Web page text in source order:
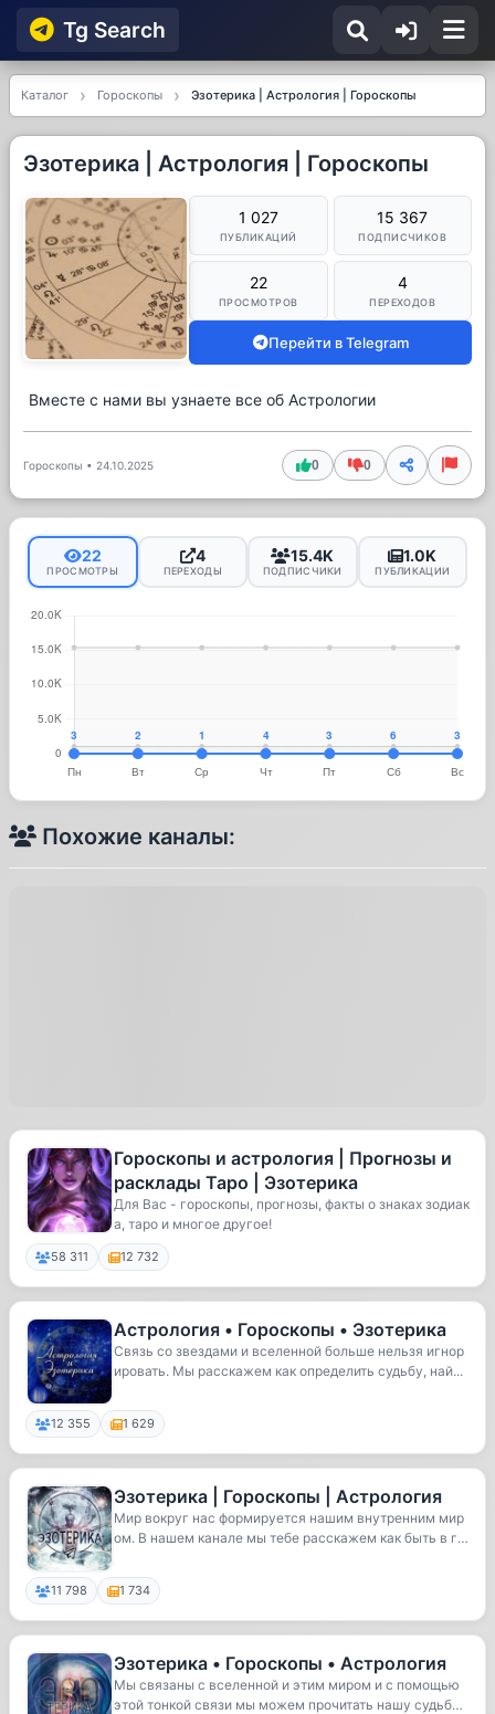
Tg Searсh
Каталог Гороскопы Эзотерика | Астрология | Гороскопы
Эзотерика | Астрология | Гороскопы
1 027
ПУБЛИКАЦИЙ
15 367
ПОДПИСЧИКОВ
22
ПРОСМОТРОВ
4
ПЕРЕХОДОВ
Перейти в Telegram
Вместе с нами вы узнаете все об Астрологии
Гороскопы • 24.10.2025 0 0
22
ПРОСМОТРЫ
4
ПЕРЕХОДЫ
15.4K
ПОДПИСЧИКИ
1.0K
ПУБЛИКАЦИИ
Похожие каналы:
Гороскопы и астрология | Прогнозы и
расклады Таро | Эзотерика
Для Вас - гороскопы, прогнозы, факты о знаках зодиак
а, таро и многое другое!
58 311 12 732
Астрология • Гороскопы • Эзотерика
Связь со звездами и вселенной больше нельзя игнор
ировать. Мы расскажем как определить судьбу, най...
12 355 1 629
Эзотерика | Гороскопы | Астрология
Мир вокруг нас формируется нашим внутренним мир
ом. В нашем канале мы тебе расскажем как быть в г
11 798 1 734
Эзотерика • Гороскопы • Астрология
Мы связаны с вселенной и этим миром и с помощью
этой тонкой связи мы можем прочитать нашу судьб